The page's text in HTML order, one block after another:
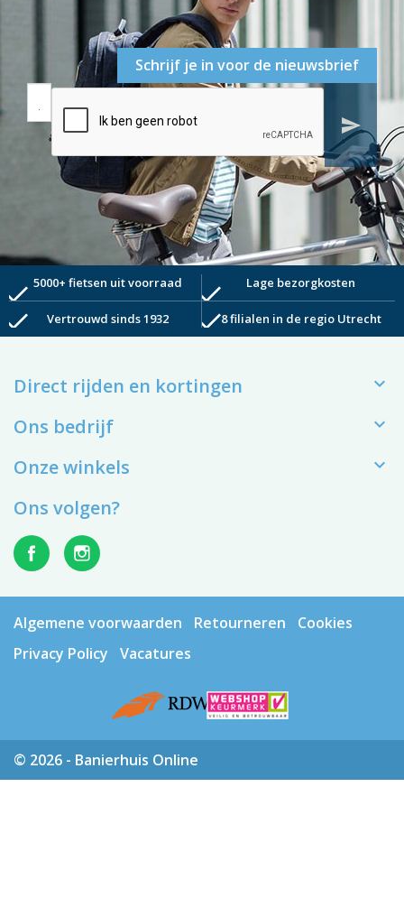
Schrijf je in voor de nieuwsbrief
send
check5000+ fietsen uit voorraad check Lage bezorgkosten
check Vertrouwd sinds 1932 check8 filialen in de regio Utrecht
Direct rijden en kortingen 
Ons bedrijf 
Onze winkels 
Ons volgen?
Algemene voorwaarden Retourneren
Cookies
Privacy Policy
Vacatures
© 2026 - Banierhuis Online